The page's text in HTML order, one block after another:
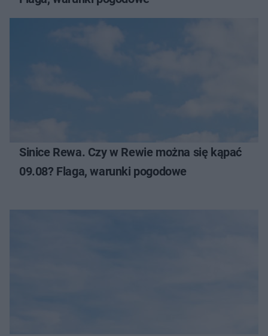
Sinice Rewa. Czy w Rewie można się kąpać
09.08? Flaga, warunki pogodowe